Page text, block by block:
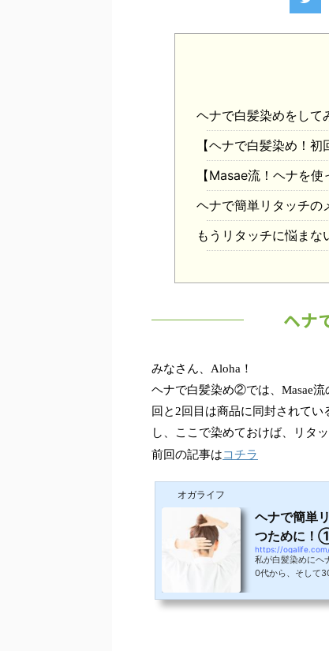
ヘナで白髪染めをして
【ヘナで白髪染め！初
【Masae流！ヘナを
ヘナで簡単リタッチの
もうリタッチに悩ま
ヘナ
みなさん、Aloha！
ヘナで白髪染め②では、Masae
回と2回目は商品に同封されて
し、ここで染めておけば、リタ
前回の記事はコチラ
オガライフ
ヘナで簡単
つために！
https://
私が白髪染めにヘ
0代から、そして
た食生活が影響し